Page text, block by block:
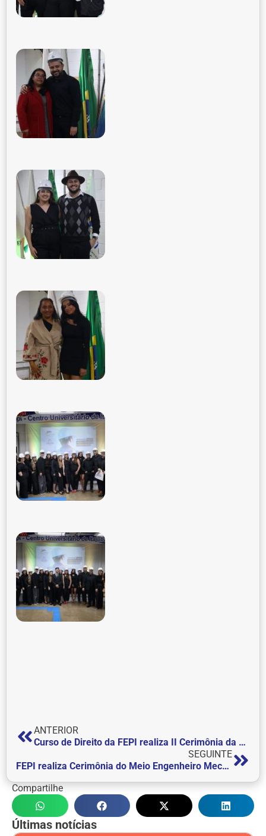
ANTERIOR
Curso de Direito da FEPI realiza II Cerimônia da Beca
SEGUINTE
FEPI realiza Cerimônia do Meio Engenheiro Mecânico
Compartilhe
Últimas notícias